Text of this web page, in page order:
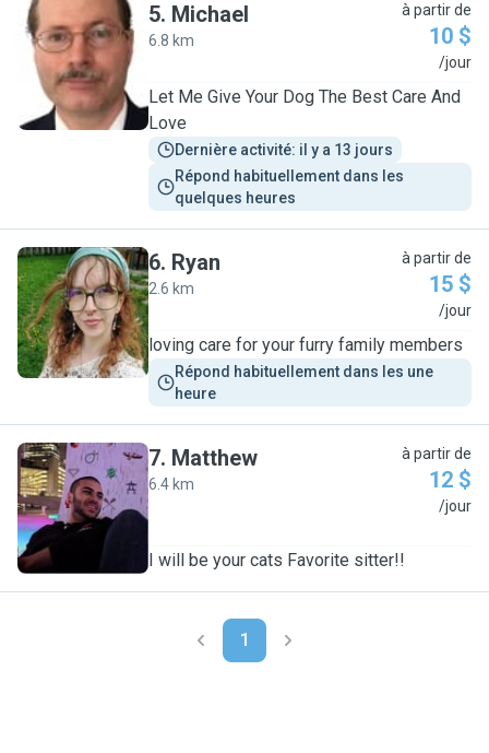
M
5. Michael
6.8 km
à partir de
10 $
/jour
Let Me Give Your Dog The Best Care And
Love
Dernière activité: il y a 13 jours
Répond habituellement dans les
quelques heures
R
6. Ryan
2.6 km
à partir de
15 $
/jour
loving care for your furry family members
Répond habituellement dans les une
heure
M
7. Matthew
6.4 km
à partir de
12 $
/jour
I will be your cats Favorite sitter!!
1